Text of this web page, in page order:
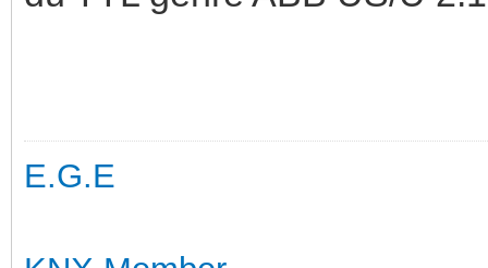
E.G.E